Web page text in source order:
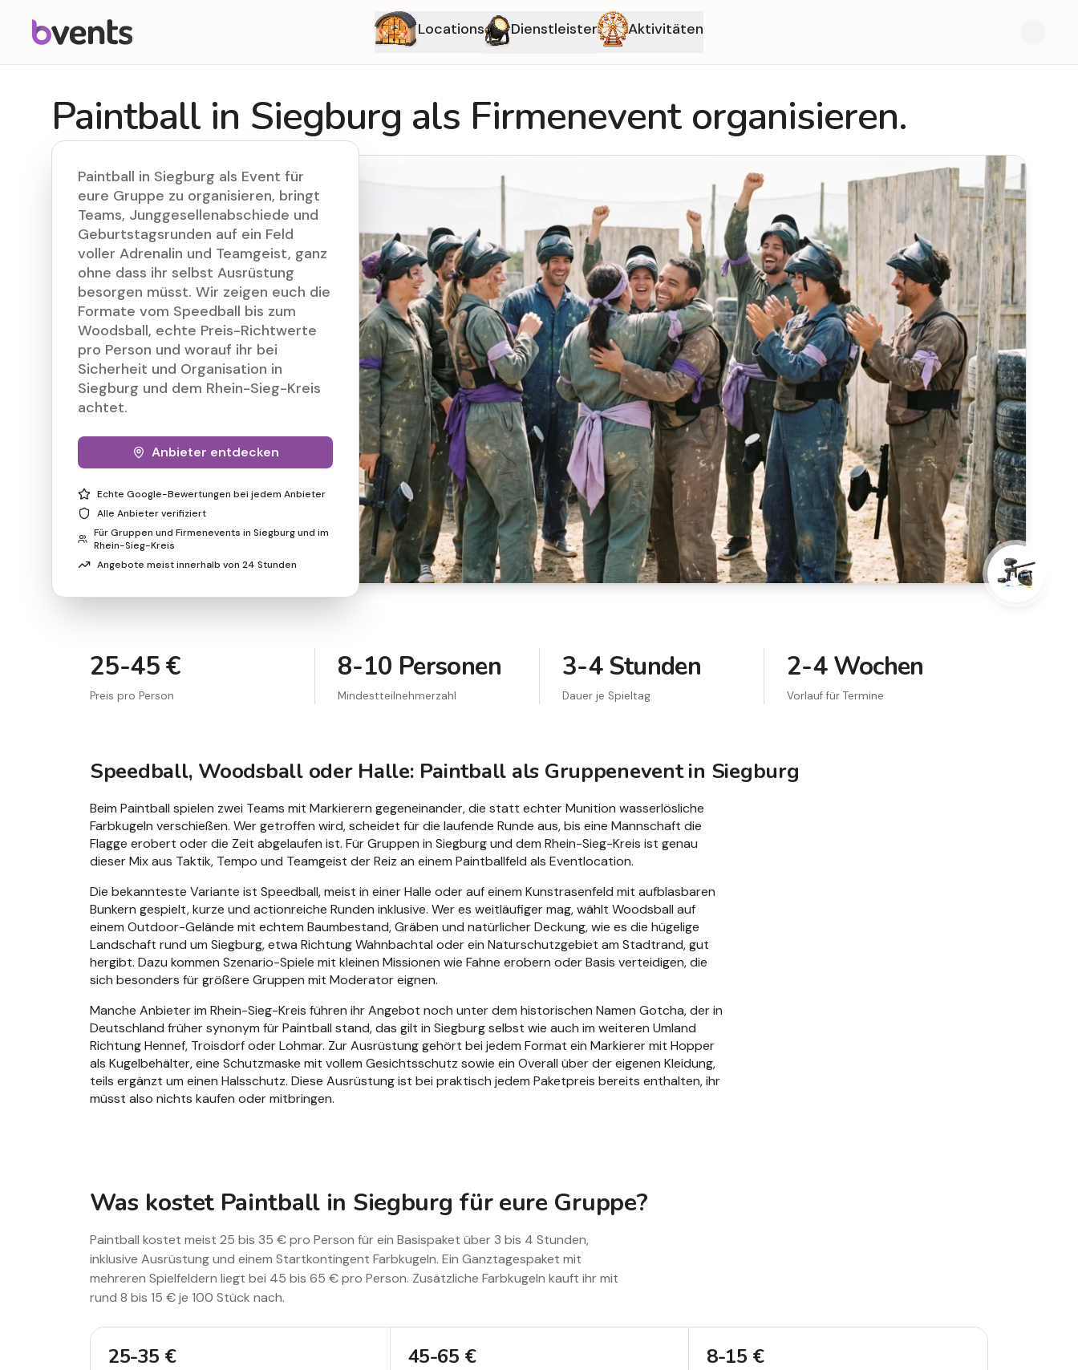
Locations Dienstleister Aktivitäten
Paintball in Siegburg als Firmenevent organisieren.
Paintball in Siegburg als Event für
eure Gruppe zu organisieren, bringt
Teams, Junggesellenabschiede und
Geburtstagsrunden auf ein Feld
voller Adrenalin und Teamgeist, ganz
ohne dass ihr selbst Ausrüstung
besorgen müsst. Wir zeigen euch die
Formate vom Speedball bis zum
Woodsball, echte Preis-Richtwerte
pro Person und worauf ihr bei
Sicherheit und Organisation in
Siegburg und dem Rhein-Sieg-Kreis
achtet.
Anbieter entdecken
Echte Google-Bewertungen bei jedem Anbieter
Alle Anbieter verifiziert
Für Gruppen und Firmenevents in Siegburg und im
Rhein-Sieg-Kreis
Angebote meist innerhalb von 24 Stunden
25-45 €
Preis pro Person
8-10 Personen
Mindestteilnehmerzahl
3-4 Stunden
Dauer je Spieltag
2-4 Wochen
Vorlauf für Termine
Speedball, Woodsball oder Halle: Paintball als Gruppenevent in Siegburg
Beim Paintball spielen zwei Teams mit Markierern gegeneinander, die statt echter Munition wasserlösliche
Farbkugeln verschießen. Wer getroffen wird, scheidet für die laufende Runde aus, bis eine Mannschaft die
Flagge erobert oder die Zeit abgelaufen ist. Für Gruppen in Siegburg und dem Rhein-Sieg-Kreis ist genau
dieser Mix aus Taktik, Tempo und Teamgeist der Reiz an einem Paintballfeld als Eventlocation.
Die bekannteste Variante ist Speedball, meist in einer Halle oder auf einem Kunstrasenfeld mit aufblasbaren
Bunkern gespielt, kurze und actionreiche Runden inklusive. Wer es weitläufiger mag, wählt Woodsball auf
einem Outdoor-Gelände mit echtem Baumbestand, Gräben und natürlicher Deckung, wie es die hügelige
Landschaft rund um Siegburg, etwa Richtung Wahnbachtal oder ein Naturschutzgebiet am Stadtrand, gut
hergibt. Dazu kommen Szenario-Spiele mit kleinen Missionen wie Fahne erobern oder Basis verteidigen, die
sich besonders für größere Gruppen mit Moderator eignen.
Manche Anbieter im Rhein-Sieg-Kreis führen ihr Angebot noch unter dem historischen Namen Gotcha, der in
Deutschland früher synonym für Paintball stand, das gilt in Siegburg selbst wie auch im weiteren Umland
Richtung Hennef, Troisdorf oder Lohmar. Zur Ausrüstung gehört bei jedem Format ein Markierer mit Hopper
als Kugelbehälter, eine Schutzmaske mit vollem Gesichtsschutz sowie ein Overall über der eigenen Kleidung,
teils ergänzt um einen Halsschutz. Diese Ausrüstung ist bei praktisch jedem Paketpreis bereits enthalten, ihr
müsst also nichts kaufen oder mitbringen.
Was kostet Paintball in Siegburg für eure Gruppe?
Paintball kostet meist 25 bis 35 € pro Person für ein Basispaket über 3 bis 4 Stunden,
inklusive Ausrüstung und einem Startkontingent Farbkugeln. Ein Ganztagespaket mit
mehreren Spielfeldern liegt bei 45 bis 65 € pro Person. Zusätzliche Farbkugeln kauft ihr mit
rund 8 bis 15 € je 100 Stück nach.
25-35 € 45-65 € 8-15 €